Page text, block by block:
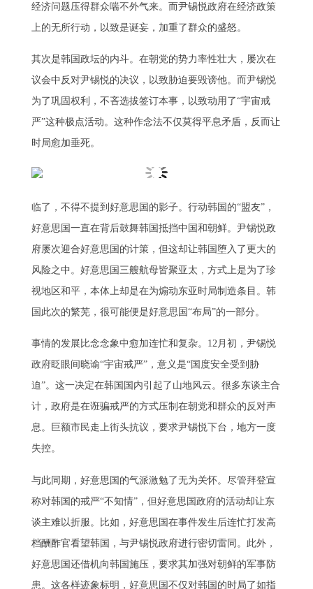
经济问题压得群众喘不外气来。而尹锡悦政府在经济政策
上的无所行动，以致是诞妄，加重了群众的盛怒。
其次是韩国政坛的内斗。在朝党的势力率性壮大，屡次在
议会中反对尹锡悦的决议，以致胁迫要毁谤他。而尹锡悦
为了巩固权利，不吝选拔签订本事，以致动用了“宇宙戒
严”这种极点活动。这种作念法不仅莫得平息矛盾，反而让
时局愈加垂死。
临了，不得不提到好意思国的影子。行动韩国的“盟友”，
好意思国一直在背后鼓舞韩国抵挡中国和朝鲜。尹锡悦政
府屡次迎合好意思国的计策，但这却让韩国堕入了更大的
风险之中。好意思国三艘航母皆聚亚太，方式上是为了珍
视地区和平，本体上却是在为煽动东亚时局制造条目。韩
国此次的繁芜，很可能便是好意思国“布局”的一部分。
事情的发展比念念象中愈加连忙和复杂。12月初，尹锡悦
政府眨眼间晓谕“宇宙戒严”，意义是“国度安全受到胁
迫”。这一决定在韩国国内引起了山地风云。很多东谈主合
计，政府是在诳骗戒严的方式压制在朝党和群众的反对声
息。巨额市民走上街头抗议，要求尹锡悦下台，地方一度
失控。
与此同期，好意思国的气派激勉了无为关怀。尽管拜登宣
称对韩国的戒严“不知情”，但好意思国政府的活动却让东
谈主难以折服。比如，好意思国在事件发生后连忙打发高
档酬酢官看望韩国，与尹锡悦政府进行密切雷同。此外，
好意思国还借机向韩国施压，要求其加强对朝鲜的军事防
患。这各样迹象标明，好意思国不仅对韩国的时局了如指